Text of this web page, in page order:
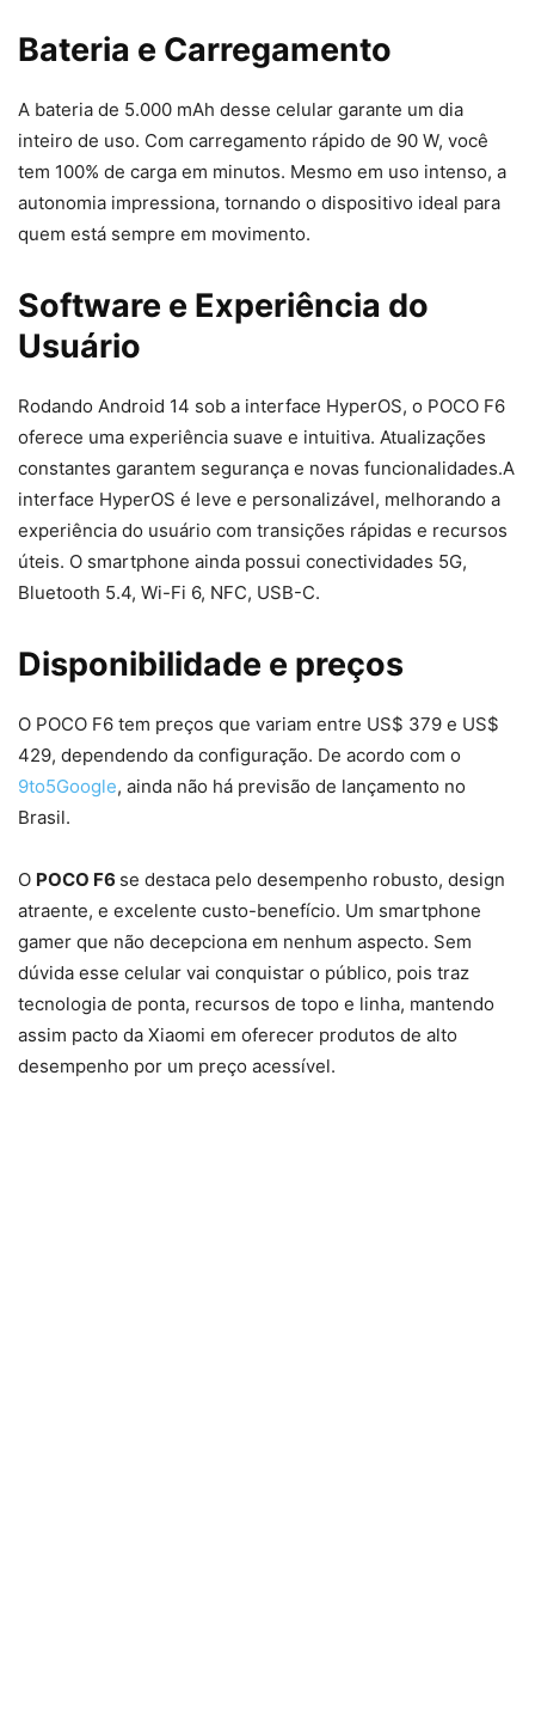
Bateria e Carregamento
A bateria de 5.000 mAh desse celular garante um dia
inteiro de uso. Com carregamento rápido de 90 W, você
tem 100% de carga em minutos. Mesmo em uso intenso, a
autonomia impressiona, tornando o dispositivo ideal para
quem está sempre em movimento.
Software e Experiência do
Usuário
Rodando Android 14 sob a interface HyperOS, o POCO F6
oferece uma experiência suave e intuitiva. Atualizações
constantes garantem segurança e novas funcionalidades.A
interface HyperOS é leve e personalizável, melhorando a
experiência do usuário com transições rápidas e recursos
úteis. O smartphone ainda possui conectividades 5G,
Bluetooth 5.4, Wi-Fi 6, NFC, USB-C.
Disponibilidade e preços
O POCO F6 tem preços que variam entre US$ 379 e US$
429, dependendo da configuração. De acordo com o
9to5Google, ainda não há previsão de lançamento no
Brasil.
O POCO F6 se destaca pelo desempenho robusto, design
atraente, e excelente custo-benefício. Um smartphone
gamer que não decepciona em nenhum aspecto. Sem
dúvida esse celular vai conquistar o público, pois traz
tecnologia de ponta, recursos de topo e linha, mantendo
assim pacto da Xiaomi em oferecer produtos de alto
desempenho por um preço acessível.